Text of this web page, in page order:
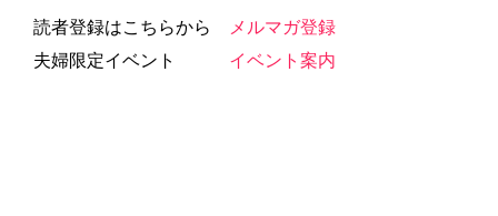
読者登録はこちらから
メルマガ登録
夫婦限定イベント イベント案内